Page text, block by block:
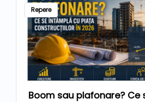
Repere
Boom sau plafonare? Ce